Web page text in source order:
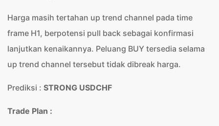
Harga masih tertahan up trend channel pada time
frame H1, berpotensi pull back sebagai konfirmasi
lanjutkan kenaikannya. Peluang BUY tersedia selama
up trend channel tersebut tidak dibreak harga.
Prediksi : STRONG USDCHF
Trade Plan :